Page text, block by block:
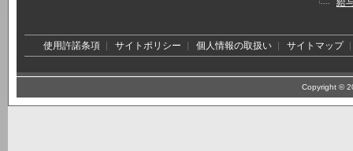
給
使用許諾条項 サイトポリシー 個人情報の取扱い サイトマップ
Copyright ©